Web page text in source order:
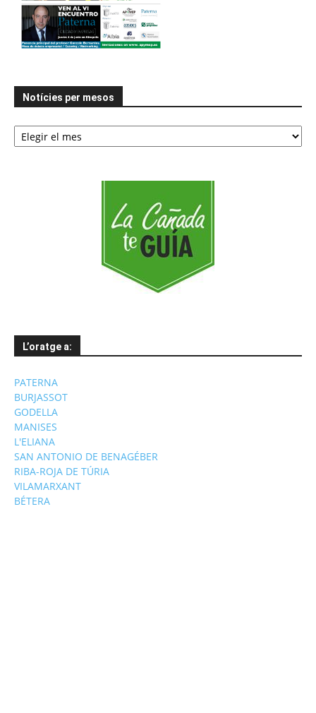
Notícies per mesos
Notícies
per
L’oratge a:
PATERNA
BURJASSOT
GODELLA
MANISES
L'ELIANA
SAN ANTONIO DE BENAGÉBER
RIBA-ROJA DE TÚRIA
VILAMARXANT
BÉTERA